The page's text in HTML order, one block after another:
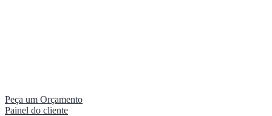
Peça um Orçamento
Painel do cliente